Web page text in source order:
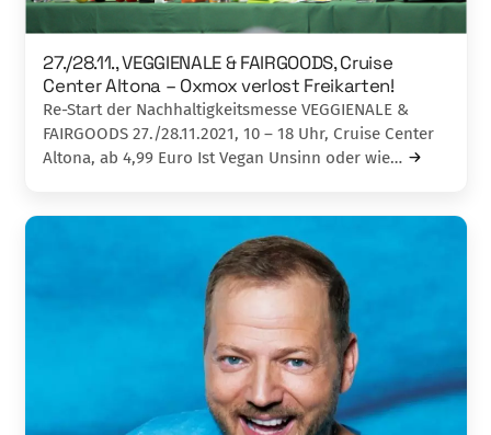
27./28.11., VEGGIENALE & FAIRGOODS, Cruise
Center Altona – Oxmox verlost Freikarten!
Re-Start der Nachhaltigkeitsmesse VEGGIENALE &
FAIRGOODS 27./28.11.2021, 10 – 18 Uhr, Cruise Center
Altona, ab 4,99 Euro Ist Vegan Unsinn oder wie…